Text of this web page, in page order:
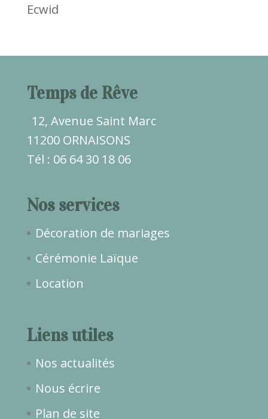
Ecwid
Temps de Rêve
12, Avenue Saint Marc
11200 ORNAISONS
Tél : 06 64 30 18 06
Nos services
Décoration de mariages
Cérémonie Laïque
Location
Liens utiles
Nos actualités
Nous écrire
Plan de site